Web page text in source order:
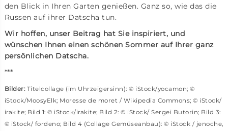
den Blick in Ihren Garten genießen. Ganz so, wie das die
Russen auf ihrer Datscha tun.
Wir hoffen, unser Beitrag hat Sie inspiriert, und
wünschen Ihnen einen schönen Sommer auf Ihrer ganz
persönlichen Datscha.
***
Bilder: Titelcollage (im Uhrzeigersinn): © iStock/yocamon; ©
iStock/MoosyElk; Moresse de moret / Wikipedia Commons; © iStock/
irakite; Bild 1: © iStock/irakite; Bild 2: © iStock/ Sergei Butorin; Bild 3:
© iStock/ fordeno; Bild 4 (Collage Gemüseanbau): © iStock / jenoche,